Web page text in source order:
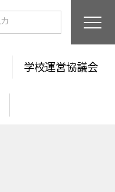
学校運営協議会